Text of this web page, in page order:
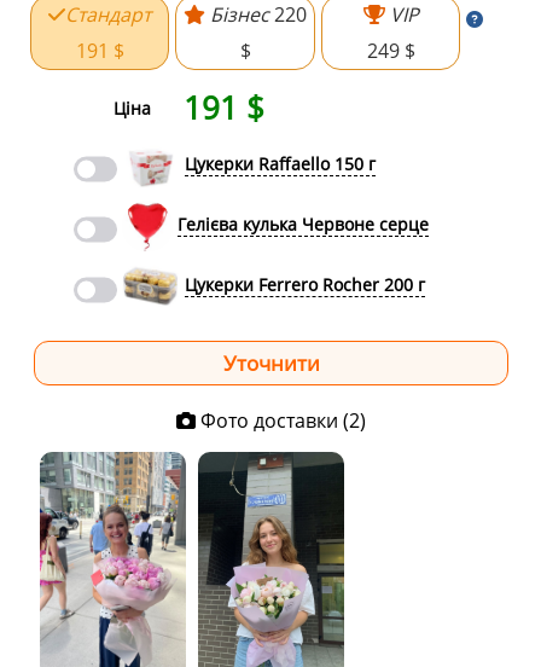
Стандарт
191 $
Бізнес220
$
VIP
249 $
Ціна 191 $
Цукерки Raffaello 150 г
Гелієва кулька Червоне серце
Цукерки Ferrero Rocher 200 г
Фото доставки (2)